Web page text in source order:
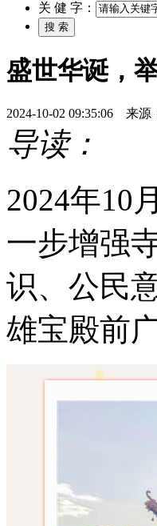
关 健 字：
盛世华诞，
2024-10-02 09:35:06 来
导读：
2024年10
一步增强
识、公民
雄宝殿前